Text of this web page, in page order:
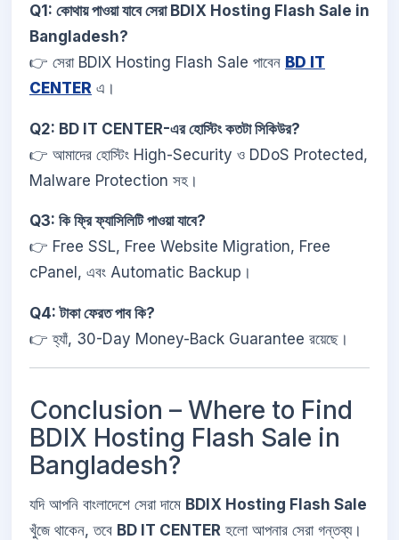
Q1: কোথায় পাওয়া যাবে সেরা BDIX Hosting Flash Sale in
Bangladesh?
👉 সেরা BDIX Hosting Flash Sale পাবেন BD IT
CENTER এ।
Q2: BD IT CENTER-এর হোস্টিং কতটা সিকিউর?
👉 আমাদের হোস্টিং High-Security ও DDoS Protected,
Malware Protection সহ।
Q3: কি ফ্রি ফ্যাসিলিটি পাওয়া যাবে?
👉 Free SSL, Free Website Migration, Free
cPanel, এবং Automatic Backup।
Q4: টাকা ফেরত পাব কি?
👉 হ্যাঁ, 30-Day Money-Back Guarantee রয়েছে।
Conclusion – Where to Find
BDIX Hosting Flash Sale in
Bangladesh?
যদি আপনি বাংলাদেশে সেরা দামে BDIX Hosting Flash Sale
খুঁজে থাকেন, তবে BD IT CENTER হলো আপনার সেরা গন্তব্য।